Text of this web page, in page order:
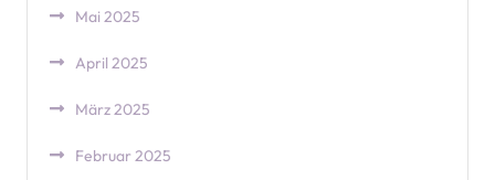
Mai 2025
April 2025
März 2025
Februar 2025